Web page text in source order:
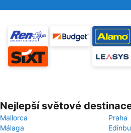
Nejlepší světové
Mallorca
Praha
Málaga